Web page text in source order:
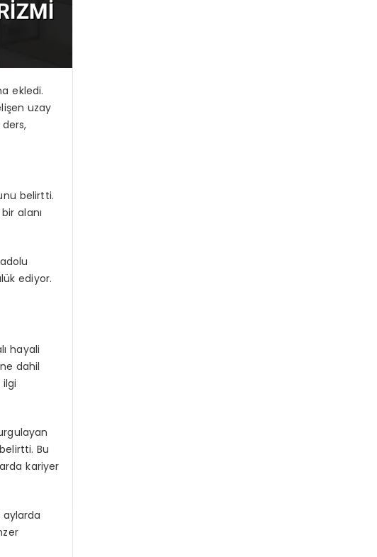
ekledi.
uzay
belirtti.
alanı
ediyor.
hayali
dahil
Bu
kariyer
aylarda